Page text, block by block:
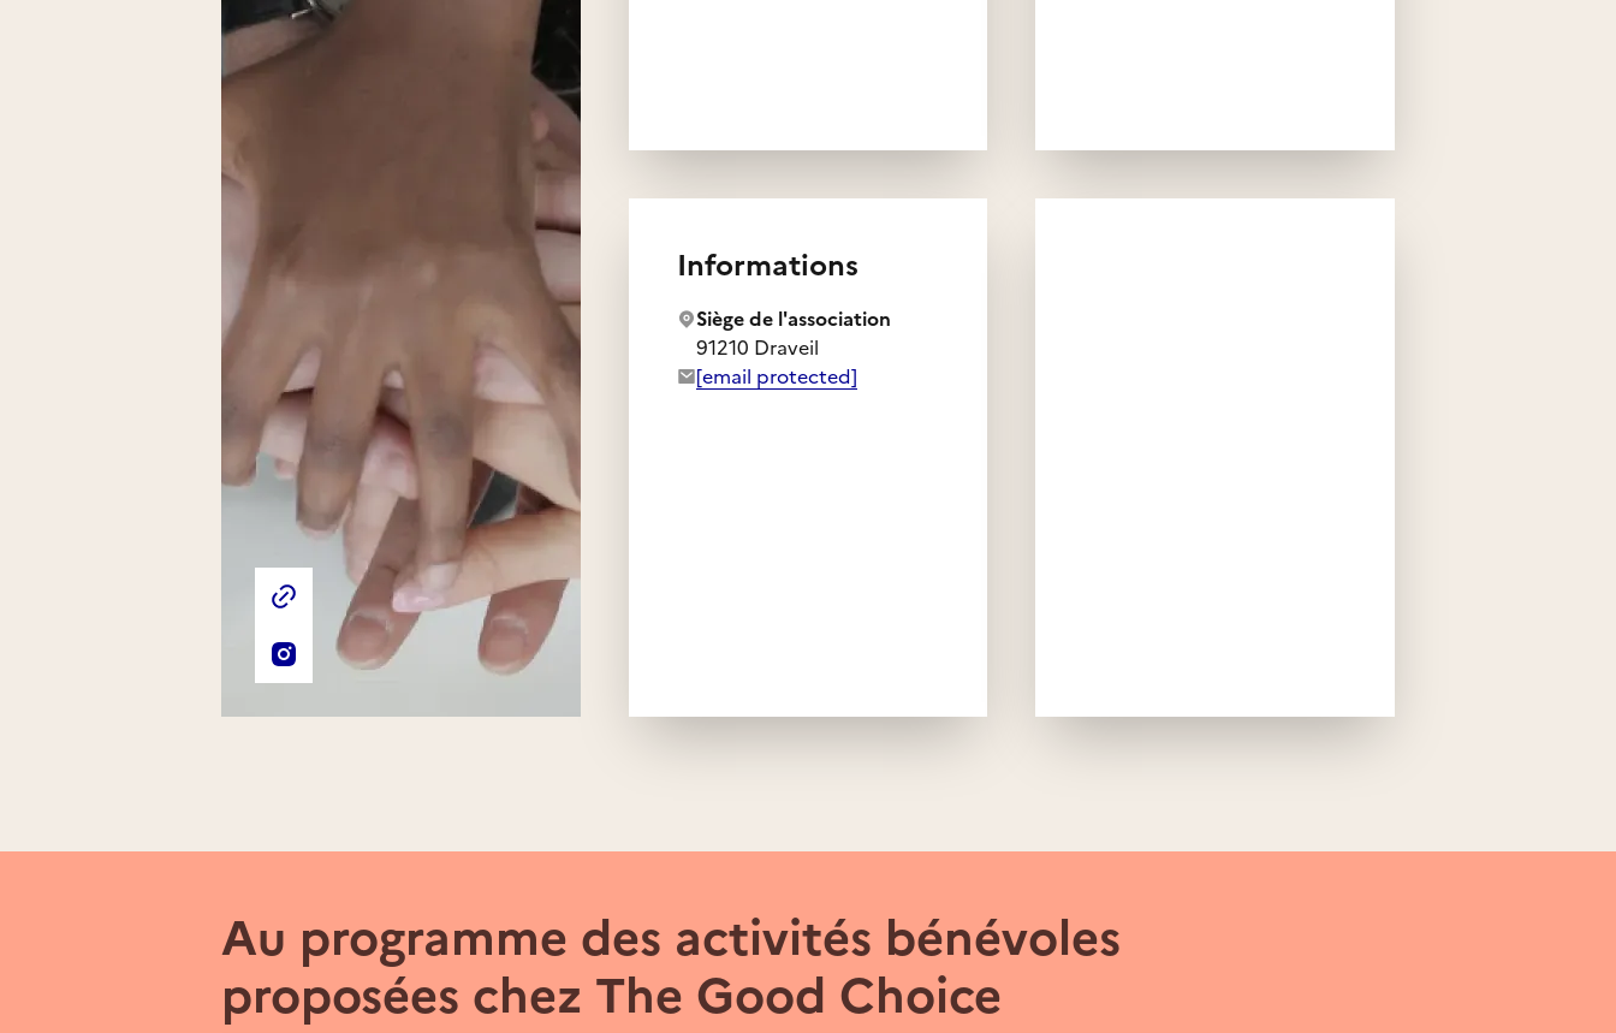
Liens externes de l'association
Site web de l'association
Compte Instagram de l'association
Informations
Siège de l'association
91210 Draveil
Adresse e-mail de l'association :
[email protected]
Au programme des activités bénévoles
proposées chez The Good Choice